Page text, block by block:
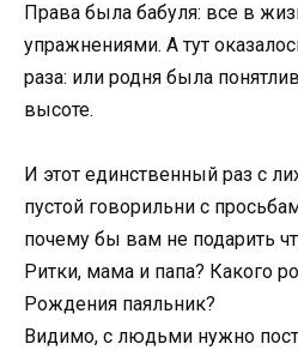
Права была бабуля: все в
упражнениями. А тут
раза: или родня была
высоте.
И этот единственный раз с
пустой говорильни с
почему бы вам не подарить
Ритки, мама и папа? Какого
Рождения паяльник?
Видимо, с людьми нужно